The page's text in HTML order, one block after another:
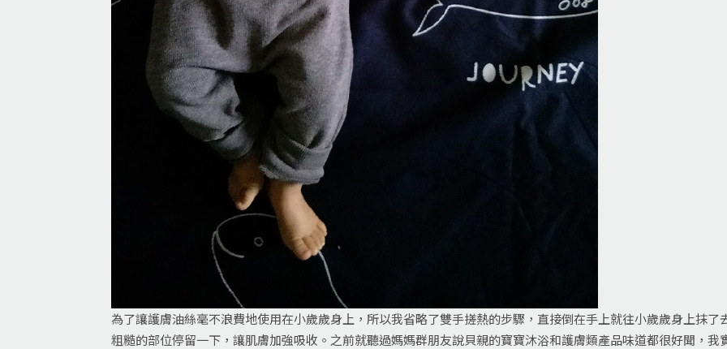
為了讓護膚油絲毫不浪費地使用在小歲歲身上，所以我省略了雙手搓熱的步驟，直接倒在手上就往小歲歲身上抹
粗糙的部位停留一下，讓肌膚加強吸收。之前就聽過媽媽群朋友說貝親的寶寶沐浴和護膚類產品味道都很好聞，